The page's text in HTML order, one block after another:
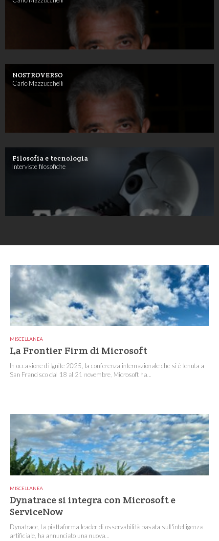
NOSTROVERSO
Carlo Mazzucchelli
Filosofia e tecnologia
Interviste filosofiche
MISCELLANEA
La Frontier Firm di Microsoft
In occasione di Ignite 2025, la conferenza internazionale che si è tenuta a
San Francisco dal 18 al 21 novembre, Microsoft ha...
MISCELLANEA
Dynatrace si integra con Microsoft e
ServiceNow
Dynatrace, la piattaforma leader di osservabilità basata sull'intelligenza
artificiale, ha annunciato una nuova...